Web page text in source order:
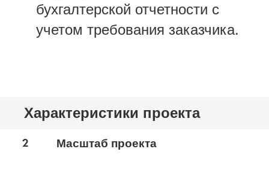
бухгалтерской отчетности с
учетом требования заказчика.
Характеристики проекта
2 Масштаб проекта